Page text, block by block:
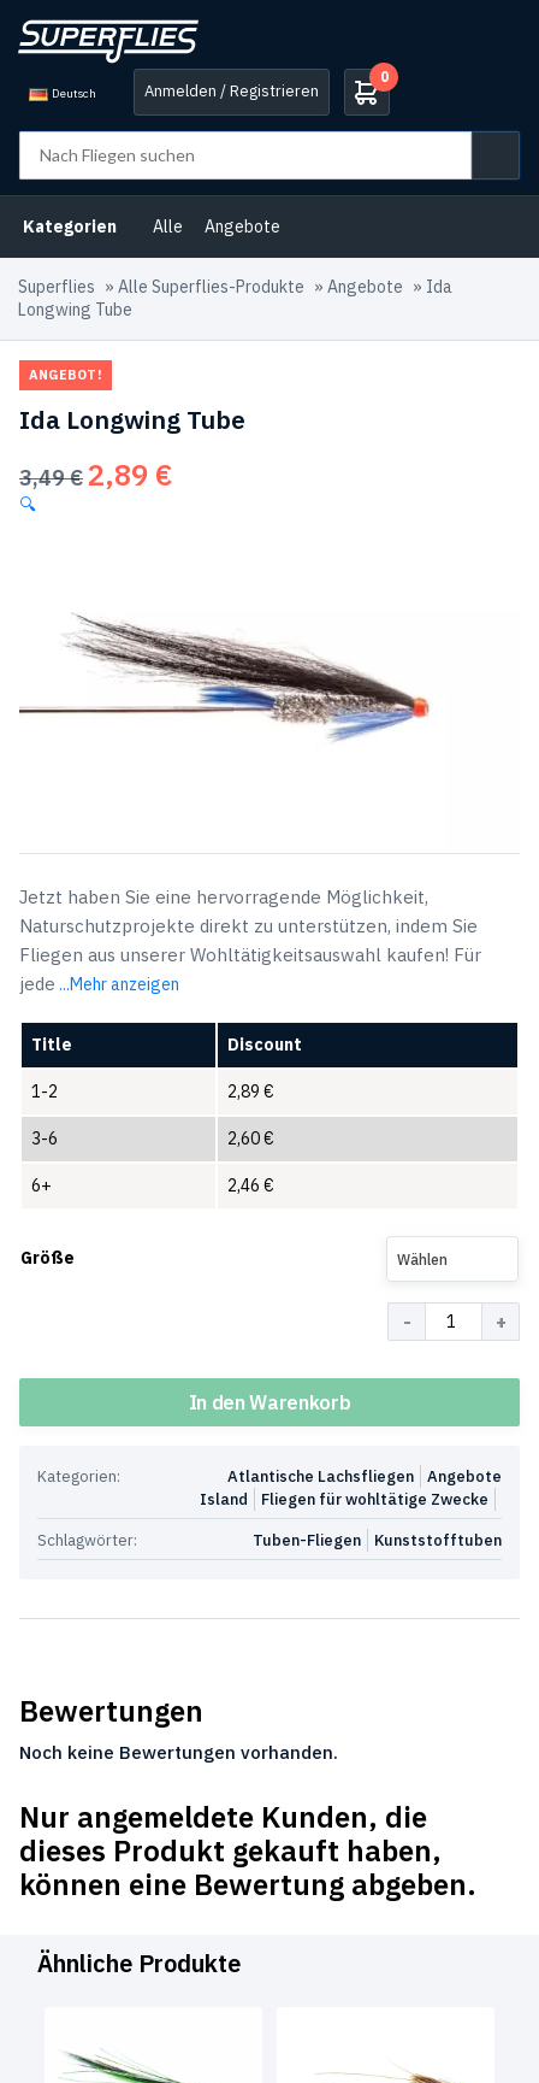
Deutsch Anmelden / Registrieren
0
Kategorien Alle Angebote
Superflies » Alle Superflies-Produkte » Angebote » Ida
Longwing Tube
ANGEBOT!
Ida Longwing Tube
3,49€ Ursprünglicher
2,89 €
🔍
Jetzt haben Sie eine hervorragende Möglichkeit,
Naturschutzprojekte direkt zu unterstützen, indem Sie
Fliegen aus unserer Wohltätigkeitsauswahl kaufen! Für
jede ...Mehr anzeigen
Title Discount
1-2 2,89 €
3-6 2,60€
6+ 2,46 €
Größe Wählen
In den Warenkorb
Kategorien: Angebote
Atlantische Lachsfliegen
Fliegen für wohltätige Zwecke
Island
Schlagwörter:
Kunststofftuben
Tuben-Fliegen
Bewertungen
Noch keine Bewertungen vorhanden.
Nur angemeldete Kunden, die
dieses Produkt gekauft haben,
können eine Bewertung abgeben.
Ähnliche Produkte